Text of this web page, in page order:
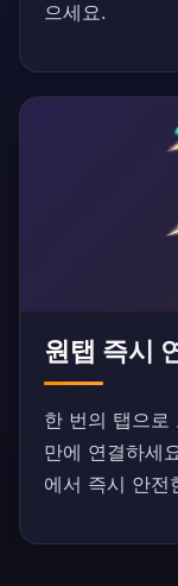
으세요.
원탭 즉시
한 번의 탭으로
만에 연결하세
에서 즉시 안전